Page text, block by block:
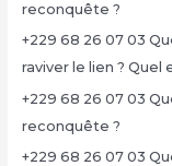
reconquête ?
+229 68 26 07 03
raviver le lien ? Quel
+229 68 26 07 03
reconquête ?
+229 68 26 07 03